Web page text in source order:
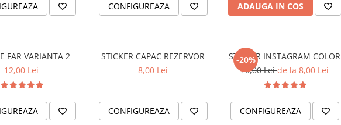
CONFIGUREAZA ADAUGA IN COS
FAR VARIANTA 2
12,00 Lei
STICKER CAPAC REZERVOR
8,00 Lei
CONFIGUREAZA
-20%
STICKER INSTAGRAM COLOR
10,00 Leide la 8,00 Lei
CONFIGUREAZA